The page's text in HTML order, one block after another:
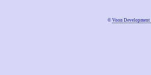
© Voon Development